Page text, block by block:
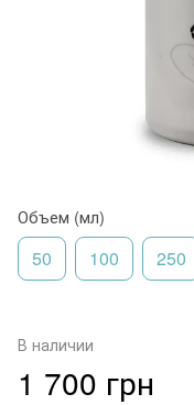
Объем (мл)
50 100 250
В наличии
1 700 грн